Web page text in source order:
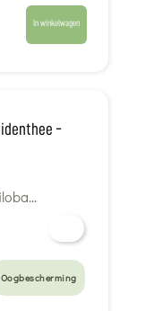
In winkelwagen
-
Oogbescherming